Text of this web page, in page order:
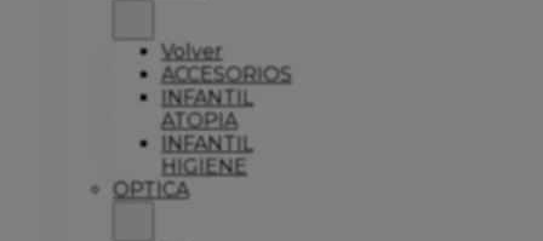
Volver
ACCESORIOS
INFANTIL
ATOPIA
INFANTIL
HIGIENE
OPTICA